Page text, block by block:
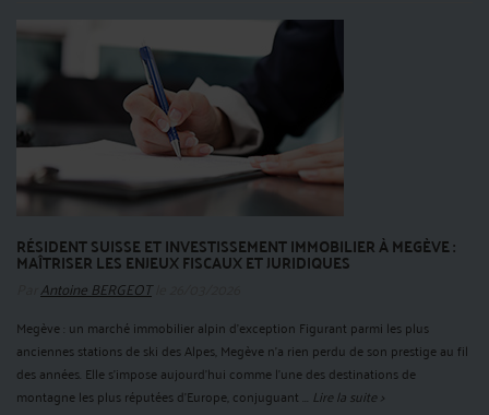
RÉSIDENT SUISSE ET INVESTISSEMENT IMMOBILIER À MEGÈVE :
MAÎTRISER LES ENJEUX FISCAUX ET JURIDIQUES
Antoine BERGEOTle 26/03/2026
Megève : un marché immobilier alpin d’exception Figurant parmi les plus
anciennes stations de ski des Alpes, Megève n’a rien perdu de son prestige au fil
des années. Elle s’impose aujourd’hui comme l’une des destinations de
montagne les plus réputées d’Europe, conjuguant ... Lire la suite >